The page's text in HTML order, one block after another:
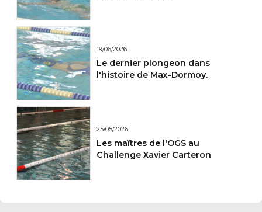
19/06/2026
Le dernier plongeon dans
l'histoire de Max-Dormoy.
25/05/2026
Les maîtres de l'OGS au
Challenge Xavier Carteron